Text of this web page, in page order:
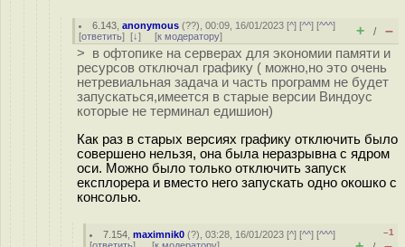
6.143 ,anonymous (??), 00:09, 16/01/2023 [^] [^^] [^^^]
[ответить] [↓] [к модератору] + / –
> в офтопике на серверах для экономии памяти и
ресурсов отключал графику ( можно,но это очень
нетревиальная задача и часть программ не будет
запускаться,имеется в старые версии Виндоус
которые не терминал едишион)
Как раз в старых версиях графику отключить было
совершено нельзя, она была неразрывна с ядром
оси. Можно было только отключить запуск
експлорера и вместо него запускать одно окошко с
консолью.
7.154 ,maximnik0 (?), 03:28, 16/01/2023 [^] [^^] [^^^]
–1